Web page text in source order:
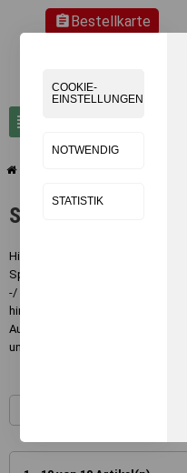
COOKIE-
EINSTELLUNGEN
NOTWENDIG
STATISTIK
assignmentBestellkarte
view_headline
Sprungtische
Hier findet sich für jede
Sprungtisch für den Einsatz im
-/ oder Breitensport geeignete
hin zum Einsatz im Wettkampf.
Ausführungen inklusive des
und Einlagerung des Sportgeräts.